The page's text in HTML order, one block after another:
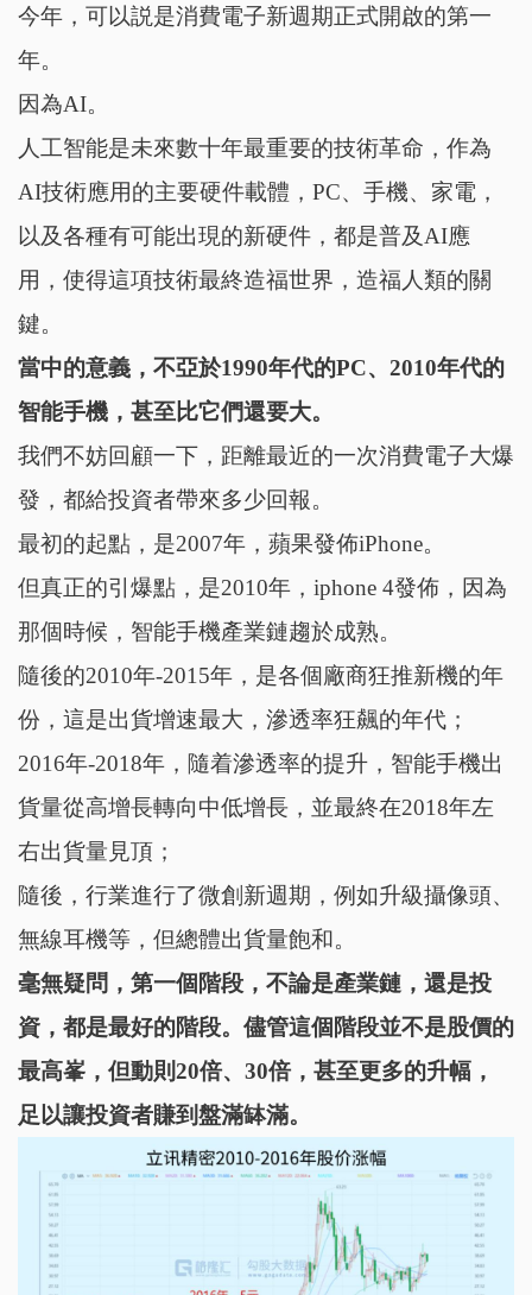
今年，可以説是消費電子新週期正式開啟的第一
年。
因為AI。
人工智能是未來數十年最重要的技術革命，作為
AI技術應用的主要硬件載體，PC、手機、家電，
以及各種有可能出現的新硬件，都是普及AI應
用，使得這項技術最終造福世界，造福人類的關
鍵。
當中的意義，不亞於1990年代的PC、2010年代的
智能手機，甚至比它們還要大。
我們不妨回顧一下，距離最近的一次消費電子大爆
發，都給投資者帶來多少回報。
最初的起點，是2007年，蘋果發佈iPhone。
但真正的引爆點，是2010年，iphone 4發佈，因為
那個時候，智能手機產業鏈趨於成熟。
隨後的2010年-2015年，是各個廠商狂推新機的年
份，這是出貨增速最大，滲透率狂飆的年代；
2016年-2018年，隨着滲透率的提升，智能手機出
貨量從高增長轉向中低增長，並最終在2018年左
右出貨量見頂；
隨後，行業進行了微創新週期，例如升級攝像頭、
無線耳機等，但總體出貨量飽和。
毫無疑問，第一個階段，不論是產業鏈，還是投
資，都是最好的階段。儘管這個階段並不是股價的
最高峯，但動則20倍、30倍，甚至更多的升幅，
足以讓投資者賺到盤滿缽滿。